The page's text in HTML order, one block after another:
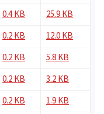
0.4 KB
25.9 KB
0.2 KB
12.0 KB
0.2 KB
5.8 KB
0.2 KB
3.2 KB
0.2 KB
1.9 KB